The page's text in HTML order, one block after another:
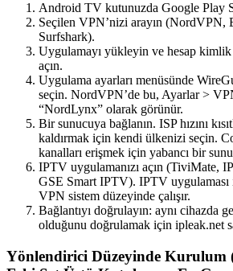
Android TV kutunuzda Google Play
Seçilen VPN’nizi arayın (NordVPN,
Surfshark).
Uygulamayı yükleyin ve hesap
açın.
Uygulama ayarları menüsünde
seçin. NordVPN’de bu, Ayarlar >
“NordLynx” olarak görünür.
Bir sunucuya bağlanın. ISP hızını
kaldırmak için kendi ülkenizi seçin.
kanalları erişmek için yabancı bir
IPTV uygulamanızı açın (TiviMate,
GSE Smart IPTV). IPTV
VPN sistem düzeyinde çalışır.
Bağlantıyı doğrulayın: aynı cihazda
olduğunu doğrulamak için ipleak.net
Yönlendirici Düzeyinde Kurulum